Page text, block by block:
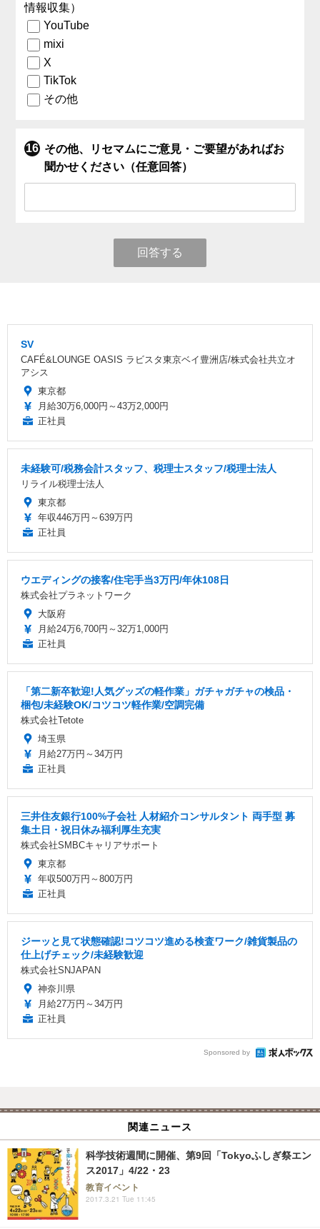
情報収集）
YouTube
mixi
X
TikTok
その他
その他、リセマムにご意見・ご要望があればお
聞かせください（任意回答）
回答する
SV
CAFÉ&LOUNGE OASIS ラビスタ東京ベイ豊洲店/株式会社共立オ
アシス
東京都
月給30万6,000円～43万2,000円
正社員
未経験可/税務会計スタッフ、税理士スタッフ/税理士法人
リライル税理士法人
東京都
年収446万円～639万円
正社員
ウエディングの接客/住宅手当3万円/年休108日
株式会社プラネットワーク
大阪府
月給24万6,700円～32万1,000円
正社員
「第二新卒歓迎!人気グッズの軽作業」ガチャガチャの検品・
梱包/未経験OK/コツコツ軽作業/空調完備
株式会社Tetote
埼玉県
月給27万円～34万円
正社員
三井住友銀行100%子会社 人材紹介コンサルタント 両手型 募
集土日・祝日休み福利厚生充実
株式会社SMBCキャリアサポート
東京都
年収500万円～800万円
正社員
ジーッと見て状態確認!コツコツ進める検査ワーク/雑貨製品の
仕上げチェック/未経験歓迎
株式会社SNJAPAN
神奈川県
月給27万円～34万円
正社員
Sponsored by
関連ニュース
科学技術週間に開催、第9回「Tokyoふしぎ祭エン
ス2017」4/22・23
教育イベント
2017.3.21 Tue 11:45